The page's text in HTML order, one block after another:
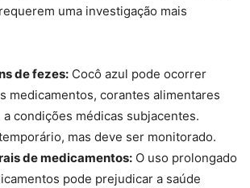
uma investigação mais
de fezes: Cocô azul pode ocorrer
medicamentos, corantes alimentares
condições médicas subjacentes.
mas deve ser monitorado.
de medicamentos: O uso prolongado
pode prejudicar a saúde